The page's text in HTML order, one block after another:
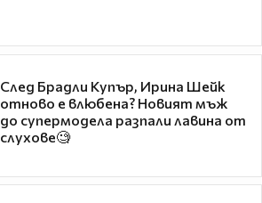
След Брадли Купър, Ирина Шейк
отново е влюбена? Новият мъж
до супермодела разпали лавина от
слухове🧐